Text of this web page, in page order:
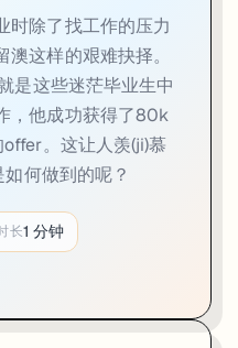
业？
时除了找工作的压力
这样的艰难抉择。
是这些迷茫毕业生中
，他成功获得了80k
。这让人羡(ji)慕
何做到的呢？
长1 分钟